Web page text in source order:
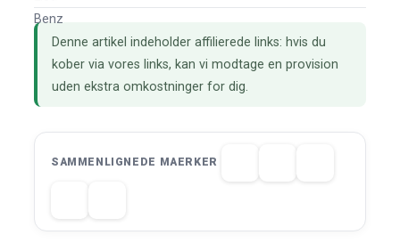
Denne artikel indeholder affilierede links: hvis du
kober via vores links, kan vi modtage en provision
uden ekstra omkostninger for dig.
SAMMENLIGNEDE MAERKER